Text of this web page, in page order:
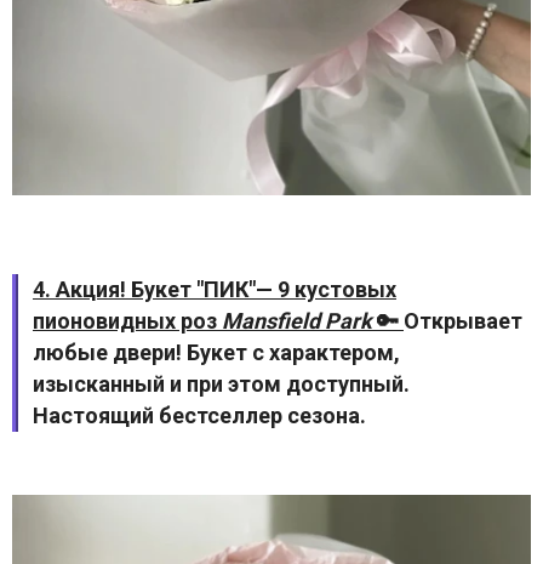
4. Акция! Букет "ПИК"— 9 кустовых
пионовидных роз Mansfield Park🔑 Открывает
любые двери! Букет с характером,
изысканный и при этом доступный.
Настоящий бестселлер сезона.